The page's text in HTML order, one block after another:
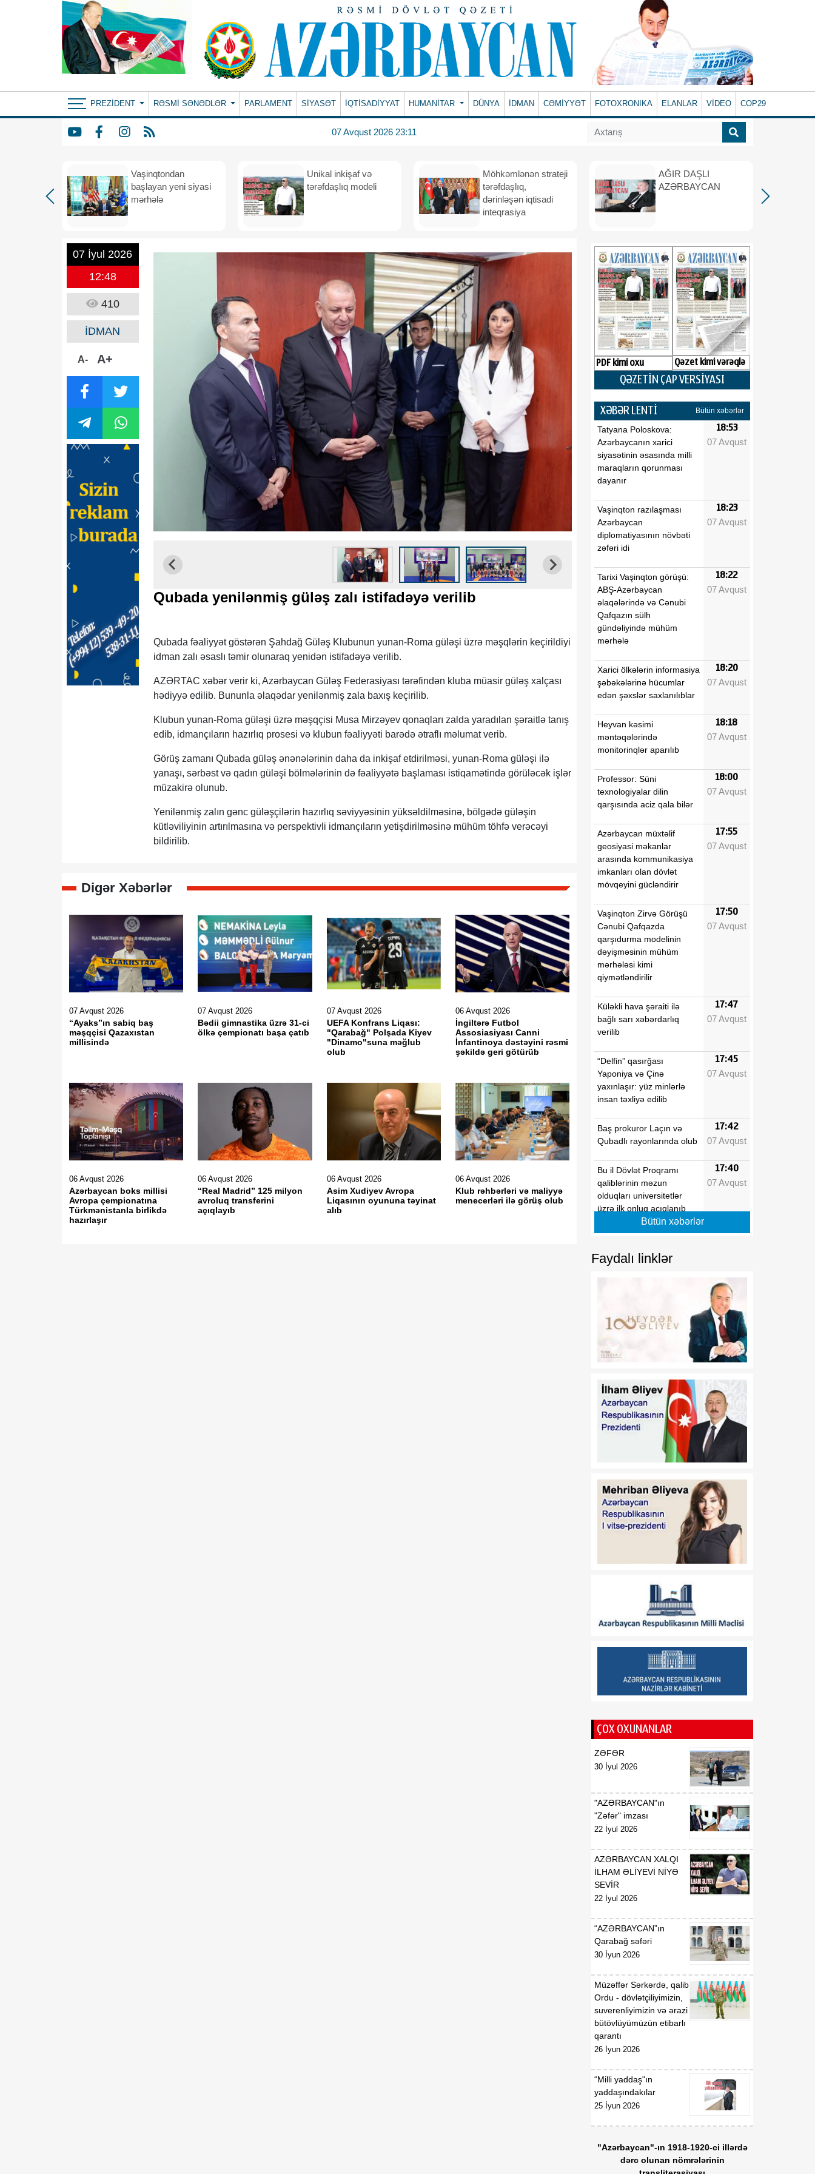
PREZIDENT RƏSMI SƏNƏDLƏR PARLAMENT SİYASƏT İQTİSADİYYAT HUMANITAR DÜNYA İDMAN CƏMİYYƏT FOTOXRONIKA ELANLAR VİDEO COP29
07 Avqust 2026 23:11
Vaşinqtondan
başlayan yeni siyasi
mərhələ
Unikal inkişaf və
tərəfdaşlıq modeli
Möhkəmlənən strateji
tərəfdaşlıq,
dərinləşən iqtisadi
inteqrasiya
AĞIR DAŞLI
AZƏRBAYCAN
07 İyul 2026
12:48
410
İDMAN
A- A+
Qubada yenilənmiş güləş zalı istifadəyə verilib
Qubada fəaliyyət göstərən Şahdağ Güləş Klubunun yunan-Roma güləşi üzrə məşqlərin keçirildiyi
idman zalı əsaslı təmir olunaraq yenidən istifadəyə verilib.
AZƏRTAC xəbər verir ki, Azərbaycan Güləş Federasiyası tərəfindən kluba müasir güləş xalçası
hədiyyə edilib. Bununla əlaqədar yenilənmiş zala baxış keçirilib.
Klubun yunan-Roma güləşi üzrə məşqçisi Musa Mirzəyev qonaqları zalda yaradılan şəraitlə tanış
edib, idmançıların hazırlıq prosesi və klubun fəaliyyəti barədə ətraflı məlumat verib.
Görüş zamanı Qubada güləş ənənələrinin daha da inkişaf etdirilməsi, yunan-Roma güləşi ilə
yanaşı, sərbəst və qadın güləşi bölmələrinin də fəaliyyətə başlaması istiqamətində görüləcək işlər
müzakirə olunub.
Yenilənmiş zalın gənc güləşçilərin hazırlıq səviyyəsinin yüksəldilməsinə, bölgədə güləşin
kütləviliyinin artırılmasına və perspektivli idmançıların yetişdirilməsinə mühüm töhfə verəcəyi
bildirilib.
Digər Xəbərlər
07 Avqust 2026
“Ayaks”ın sabiq baş
məşqçisi Qazaxıstan
millisində
07 Avqust 2026
Bədii gimnastika üzrə 31-ci
ölkə çempionatı başa çatıb
07 Avqust 2026
UEFA Konfrans Liqası:
"Qarabağ" Polşada Kiyev
"Dinamo"suna məğlub
olub
06 Avqust 2026
İngiltərə Futbol
Assosiasiyası Canni
İnfantinoya dəstəyini rəsmi
şəkildə geri götürüb
06 Avqust 2026
Azərbaycan boks millisi
Avropa çempionatına
Türkmənistanla birlikdə
hazırlaşır
06 Avqust 2026
“Real Madrid” 125 milyon
avroluq transferini
açıqlayıb
06 Avqust 2026
Asim Xudiyev Avropa
Liqasının oyununa təyinat
alıb
06 Avqust 2026
Klub rəhbərləri və maliyyə
menecerləri ilə görüş olub
PDF kimi oxu Qəzet kimi vərəqlə
QƏZETİN ÇAP VERSİYASI
XƏBƏR LENTİ Bütün xəbərlər
Tatyana Poloskova:
Azərbaycanın xarici
siyasətinin əsasında milli
maraqların qorunması
dayanır
18:53
07 Avqust
Vaşinqton razılaşması
Azərbaycan
diplomatiyasının növbəti
zəfəri idi
18:23
07 Avqust
Tarixi Vaşinqton görüşü:
ABŞ-Azərbaycan
əlaqələrində və Cənubi
Qafqazın sülh
gündəliyində mühüm
mərhələ
18:22
07 Avqust
Xarici ölkələrin informasiya
şəbəkələrinə hücumlar
edən şəxslər saxlanılıblar
18:20
07 Avqust
Heyvan kəsimi
məntəqələrində
monitorinqlər aparılıb
18:18
07 Avqust
Professor: Süni
texnologiyalar dilin
qarşısında aciz qala bilər
18:00
07 Avqust
Azərbaycan müxtəlif
geosiyasi məkanlar
arasında kommunikasiya
imkanları olan dövlət
mövqeyini gücləndirir
17:55
07 Avqust
Vaşinqton Zirvə Görüşü
Cənubi Qafqazda
qarşıdurma modelinin
dəyişməsinin mühüm
mərhələsi kimi
qiymətləndirilir
17:50
07 Avqust
Küləkli hava şəraiti ilə
bağlı sarı xəbərdarlıq
verilib
17:47
07 Avqust
“Delfin” qasırğası
Yaponiya və Çinə
yaxınlaşır: yüz minlərlə
insan təxliyə edilib
17:45
07 Avqust
Baş prokuror Laçın və
Qubadlı rayonlarında olub
17:42
07 Avqust
Bu il Dövlət Proqramı
qaliblərinin məzun
olduqları universitetlər
üzrə ilk onluq açıqlanıb
17:40
07 Avqust
modelinə beynəlxalq
dəstəyi təsdiqlədi
17:39
dərəcələri üzrə sınaq
imtahanlarına cəlb
17:36
07 Avqust
elementinə çevrilən
Zəngəzur dəhlizi: Birillik
Vaşinqton diplomatiyasının
uğurları
07 Avqust
Trans-Xəzər fiber-optik
Avrasiyanın rəqəmsal
körpüsünə çevirir
07 Avqust
Ukraynalı ekspert:
Azərbaycan xarici
prioritetinin yalnız milli
olduğunu nümayiş etdirir
16:34
07 Avqust
“Vətən” jurnalı: Özbəkistan
və Azərbaycan: Müttəfiqlik
07 Avqust
Kənd Təsərrüfatı
Nazirliyinin vəzifəli şəxsləri
rayonlarından olan
vətəndaşlarla görüşüb
16:29
sektoru “Moody’s”dən
16:28
07 Avqust
Azərbaycan və
Ermənistan arasında sülh
inkişaf mərhələsinin
əsasını qoya bilər
16:27
07 Avqust
Bütün xəbərlər
Faydalı linklər
ÇOX OXUNANLAR
ZƏFƏR
30 İyul 2026
"AZƏRBAYCAN"ın
"Zəfər" imzası
22 İyul 2026
AZƏRBAYCAN XALQI
İLHAM ƏLİYEVİ NİYƏ
SEVİR
22 İyul 2026
“AZƏRBAYCAN”ın
Qarabağ səfəri
30 İyun 2026
Müzəffər Sərkərdə, qalib
Ordu - dövlətçiliyimizin,
suverenliyimizin və ərazi
bütövlüyümüzün etibarlı
qarantı
26 İyun 2026
“Milli yaddaş"ın
yaddaşındakılar
25 İyun 2026
"Azərbaycan"-ın 1918-1920-ci illərdə
dərc olunan nömrələrinin